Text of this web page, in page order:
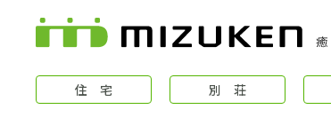
住 宅 別 荘